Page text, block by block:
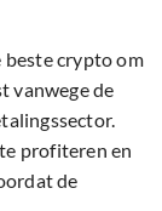
beste crypto om
vanwege de
profiteren en
de